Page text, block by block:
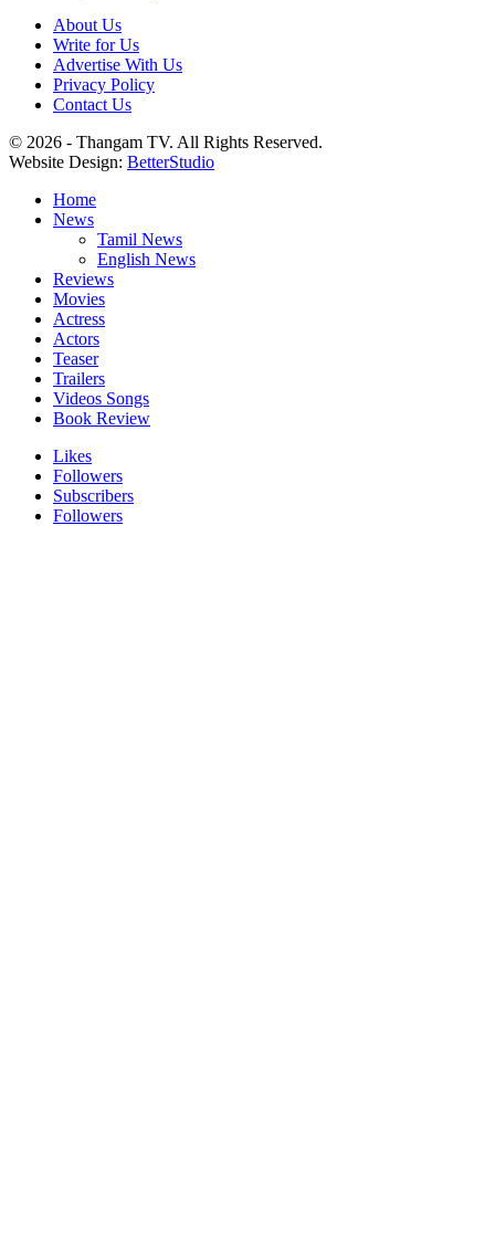
About Us
Write for Us
Advertise With Us
Privacy Policy
Contact Us
© 2026 - Thangam TV. All Rights Reserved.
Website Design: BetterStudio
Home
News
Tamil News
English News
Reviews
Movies
Actress
Actors
Teaser
Trailers
Videos Songs
Book Review
Likes
Followers
Subscribers
Followers